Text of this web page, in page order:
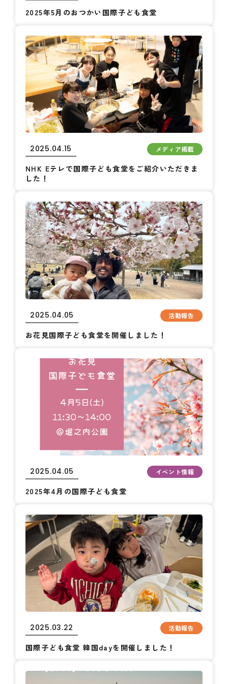
2025年5月のおつかい国際子ども食堂
2025.04.15 メディア掲載
NHK Eテレで国際子ども食堂をご紹介いただきま
した！
2025.04.05 活動報告
お花見国際子ども食堂を開催しました！
2025.04.05 イベント情報
2025年4月の国際子ども食堂
2025.03.22 活動報告
国際子ども食堂 韓国dayを開催しました！